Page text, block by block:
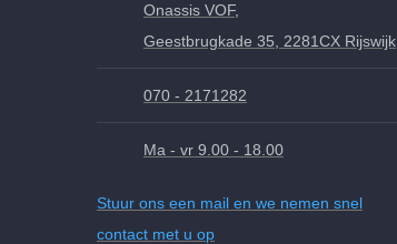
Onassis VOF,
Geestbrugkade 35, 2281CX Rijswijk
070 - 2171282
Ma - vr 9.00 - 18.00
Stuur ons een mail en we nemen snel
contact met u op